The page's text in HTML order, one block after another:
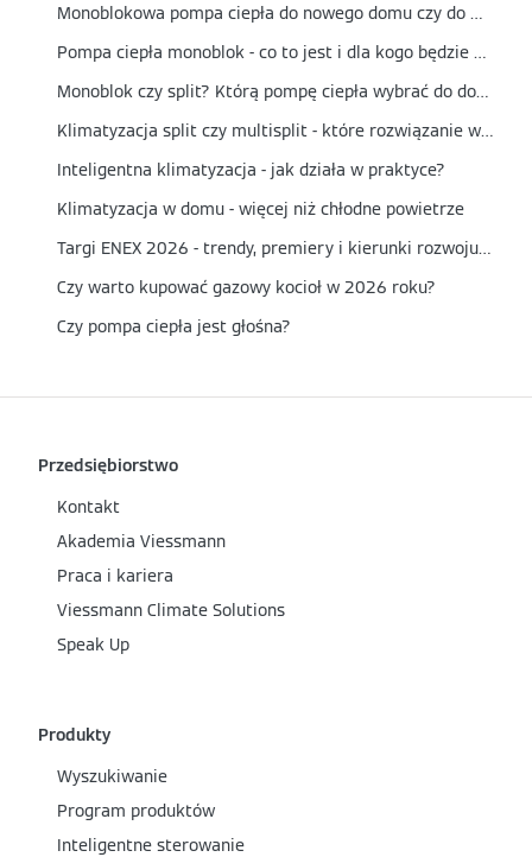
Monoblokowa pompa ciepła do nowego domu czy do modernizacji? Kiedy to najlepszy wybór?
Pompa ciepła monoblok - co to jest i dla kogo będzie najlepszym wyborem?
Monoblok czy split? Którą pompę ciepła wybrać do domu?
Klimatyzacja split czy multisplit - które rozwiązanie wybrać?
Inteligentna klimatyzacja - jak działa w praktyce?
Klimatyzacja w domu - więcej niż chłodne powietrze
Targi ENEX 2026 - trendy, premiery i kierunki rozwoju energetyki
Czy warto kupować gazowy kocioł w 2026 roku?
Czy pompa ciepła jest głośna?
Przedsiębiorstwo
Kontakt
Akademia Viessmann
Praca i kariera
Viessmann Climate Solutions
Speak Up
Produkty
Wyszukiwanie
Program produktów
Inteligentne sterowanie